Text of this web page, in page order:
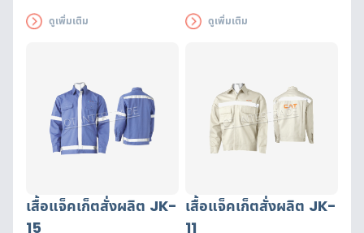
เพิ่มแถบสะท้อนแสงมาตรฐาน
ดูเพิ่มเติม
เพิ่มแถบสะท้อนแสงมาตรฐาน
ดูเพิ่มเติม
เสื้อแจ็คเก็ตสั่งผลิต JK-
15
เสื้อแจ็คเก็ตสั่งผลิต JK-
11